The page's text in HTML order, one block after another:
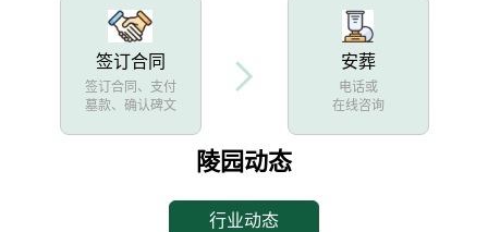
签订合同
签订合同、支付
墓款、确认碑文
安葬
电话或
在线咨询
陵园动态
行业动态